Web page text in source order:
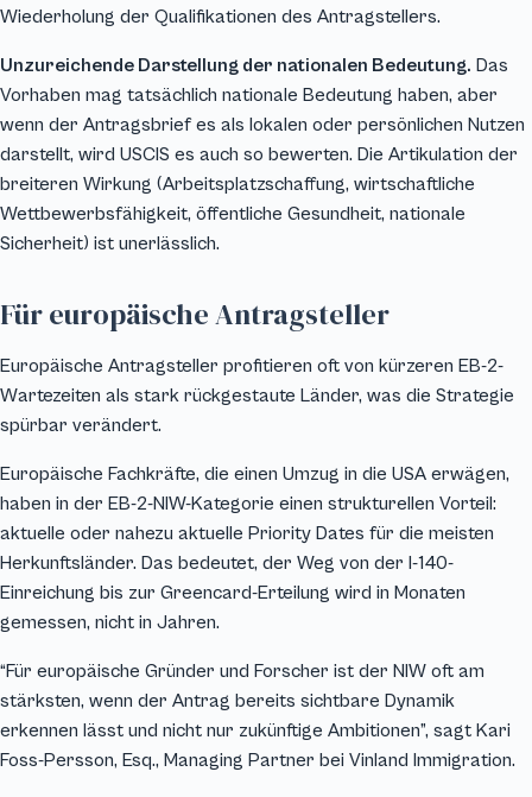
Wiederholung der Qualifikationen des Antragstellers.
Unzureichende Darstellung der nationalen Bedeutung. Das
Vorhaben mag tatsächlich nationale Bedeutung haben, aber
wenn der Antragsbrief es als lokalen oder persönlichen Nutzen
darstellt, wird USCIS es auch so bewerten. Die Artikulation der
breiteren Wirkung (Arbeitsplatzschaffung, wirtschaftliche
Wettbewerbsfähigkeit, öffentliche Gesundheit, nationale
Sicherheit) ist unerlässlich.
Für europäische Antragsteller
Europäische Antragsteller profitieren oft von kürzeren EB-2-
Wartezeiten als stark rückgestaute Länder, was die Strategie
spürbar verändert.
Europäische Fachkräfte, die einen Umzug in die USA erwägen,
haben in der EB-2-NIW-Kategorie einen strukturellen Vorteil:
aktuelle oder nahezu aktuelle Priority Dates für die meisten
Herkunftsländer. Das bedeutet, der Weg von der I-140-
Einreichung bis zur Greencard-Erteilung wird in Monaten
gemessen, nicht in Jahren.
“Für europäische Gründer und Forscher ist der NIW oft am
stärksten, wenn der Antrag bereits sichtbare Dynamik
erkennen lässt und nicht nur zukünftige Ambitionen”, sagt Kari
Foss-Persson, Esq., Managing Partner bei Vinland Immigration.